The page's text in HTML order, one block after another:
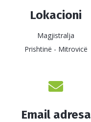
Lokacioni
Magjistralja
Prishtinë - Mitrovicë
Email adresa